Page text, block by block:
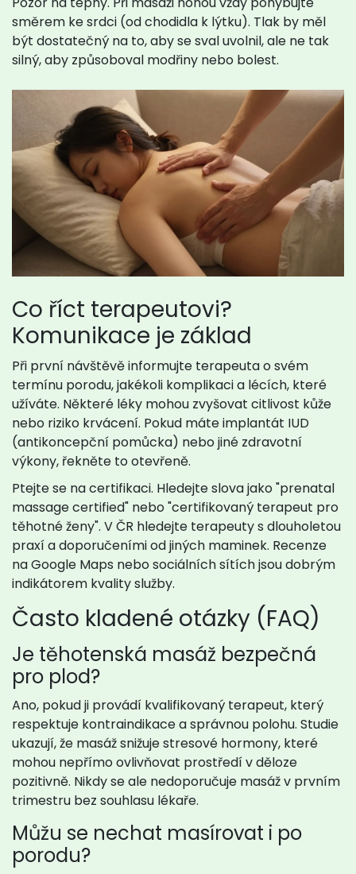
směrem ke srdci (od chodidla k lýtku). Tlak by měl
být dostatečný na to, aby se sval uvolnil, ale ne tak
silný, aby způsoboval modřiny nebo bolest.
Co říct terapeutovi?
Komunikace je základ
Při první návštěvě informujte terapeuta o svém
termínu porodu, jakékoli komplikaci a lécích, které
užíváte. Některé léky mohou zvyšovat citlivost kůže
nebo riziko krvácení. Pokud máte implantát IUD
(antikoncepční pomůcka) nebo jiné zdravotní
výkony, řekněte to otevřeně.
Ptejte se na certifikaci. Hledejte slova jako "prenatal
massage certified" nebo "certifikovaný terapeut pro
těhotné ženy". V ČR hledejte terapeuty s dlouholetou
praxí a doporučeními od jiných maminek. Recenze
na Google Maps nebo sociálních sítích jsou dobrým
indikátorem kvality služby.
Často kladené otázky (FAQ)
Je těhotenská masáž bezpečná
pro plod?
Ano, pokud ji provádí kvalifikovaný terapeut, který
respektuje kontraindikace a správnou polohu. Studie
ukazují, že masáž snižuje stresové hormony, které
mohou nepřímo ovlivňovat prostředí v děloze
pozitivně. Nikdy se ale nedoporučuje masáž v prvním
trimestru bez souhlasu lékaře.
Můžu se nechat masírovat i po
porodu?